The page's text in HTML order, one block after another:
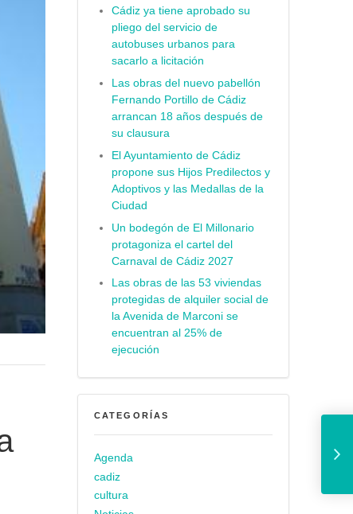
Cádiz ya tiene aprobado su
pliego del servicio de
autobuses urbanos para
sacarlo a licitación
Las obras del nuevo pabellón
Fernando Portillo de Cádiz
arrancan 18 años después de
su clausura
El Ayuntamiento de Cádiz
propone sus Hijos Predilectos y
Adoptivos y las Medallas de la
Ciudad
Un bodegón de El Millonario
protagoniza el cartel del
Carnaval de Cádiz 2027
Las obras de las 53 viviendas
protegidas de alquiler social de
la Avenida de Marconi se
encuentran al 25% de
ejecución
CATEGORÍAS
Agenda
cadiz
cultura